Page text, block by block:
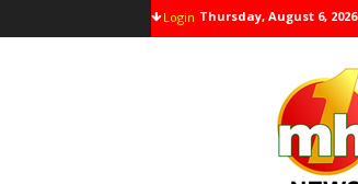
Login Thursday, August 6, 2026